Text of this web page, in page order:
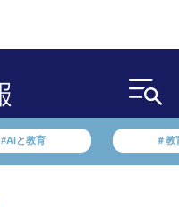
#AIと教育 ＃教